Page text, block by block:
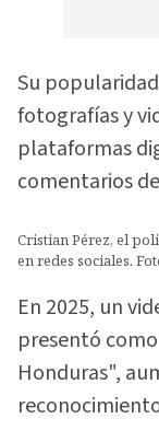
Su
fotografías y
plataformas
comentarios
Cristian Pérez, el
en redes sociales.
En 2025, un
presentó
Honduras",